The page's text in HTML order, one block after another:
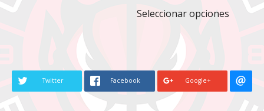
múltiples
se
elegir
Seleccionar opciones
Las
Twitter Facebook Google+